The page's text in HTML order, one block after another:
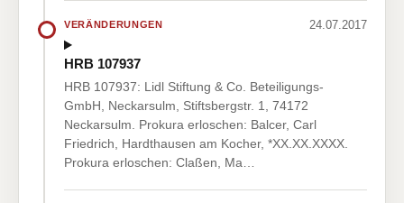
VERÄNDERUNGEN 24.07.2017
HRB 107937
HRB 107937: Lidl Stiftung & Co. Beteiligungs-
GmbH, Neckarsulm, Stiftsbergstr. 1, 74172
Neckarsulm. Prokura erloschen: Balcer, Carl
Friedrich, Hardthausen am Kocher, *XX.XX.XXXX.
Prokura erloschen: Claßen, Ma…